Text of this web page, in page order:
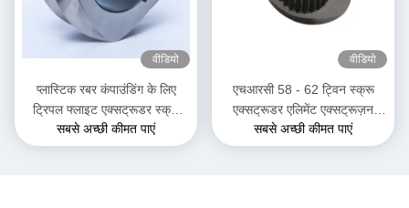
वीडियो
प्लास्टिक रबर कंपाउंडिंग के लिए
ट्रिपल फ्लाइट एक्सट्रूडर स्क्रू
एलिमेंट सिंगल स्लाइन शाफ्ट
सबसे अच्छी कीमत पाएं
वीडियो
एचआरसी 58 - 62 ट्विन स्क्रू
एक्सट्रूडर एलिमेंट एक्सट्रूज़न
मशीन पार्ट्स फॉर हाई टेम्परेचर
सबसे अच्छी कीमत पाएं